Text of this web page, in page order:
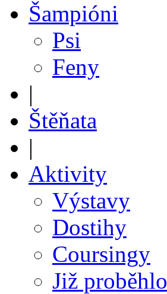
Šampióni
Psi
Feny
|
Štěňata
|
Aktivity
Výstavy
Dostihy
Coursingy
Již proběhlo